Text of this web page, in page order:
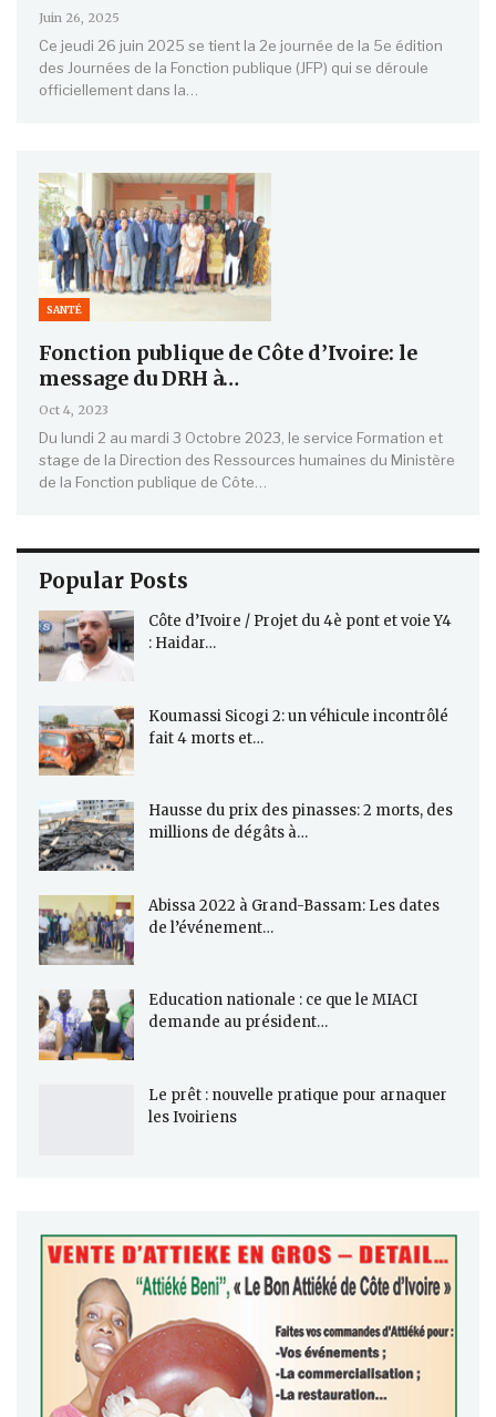
Juin 26, 2025
Ce jeudi 26 juin 2025 se tient la 2e journée de la 5e édition
des Journées de la Fonction publique (JFP) qui se déroule
officiellement dans la…
SANTÉ
Fonction publique de Côte d’Ivoire: le
message du DRH à…
Oct 4, 2023
Du lundi 2 au mardi 3 Octobre 2023, le service Formation et
stage de la Direction des Ressources humaines du Ministère
de la Fonction publique de Côte…
Popular Posts
Côte d’Ivoire / Projet du 4è pont et voie Y4
: Haidar…
Koumassi Sicogi 2: un véhicule incontrôlé
fait 4 morts et…
Hausse du prix des pinasses: 2 morts, des
millions de dégâts à…
Abissa 2022 à Grand-Bassam: Les dates
de l’événement…
Education nationale : ce que le MIACI
demande au président…
Le prêt : nouvelle pratique pour arnaquer
les Ivoiriens